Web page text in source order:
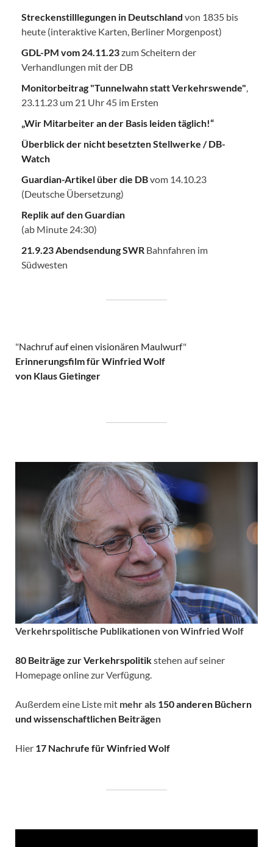
Streckenstilllegungen in Deutschland von 1835 bis
heute (interaktive Karten, Berliner Morgenpost)
GDL-PM vom 24.11.23zum Scheitern der
Verhandlungen mit der DB
Monitorbeitrag "Tunnelwahn statt Verkehrswende",
23.11.23 um 21 Uhr 45 im Ersten
„Wir Mitarbeiter an der Basis leiden täglich!“
Überblick der nicht besetzten Stellwerke / DB-
Watch
Guardian-Artikel über die DBvom 14.10.23
(Deutsche Übersetzung)
Replik auf den Guardian
(ab Minute 24:30)
21.9.23 Abendsendung SWR Bahnfahren im
Südwesten
"Nachruf auf einen visionären Maulwurf"
Erinnerungsfilm für Winfried Wolf
von Klaus Gietinger
Verkehrspolitische Publikationen von Winfried Wolf
80 Beiträge zur Verkehrspolitikstehen auf seiner
Homepage online zur Verfügung.
Außerdem eine Liste mit mehr als 150 anderen Büchern
und wissenschaftlichen Beiträgen
Hier 17 Nachrufe für Winfried Wolf